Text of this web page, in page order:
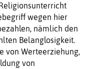
wegen hier
nämlich den
Belanglosigkeit.
von Werteerziehung,
von